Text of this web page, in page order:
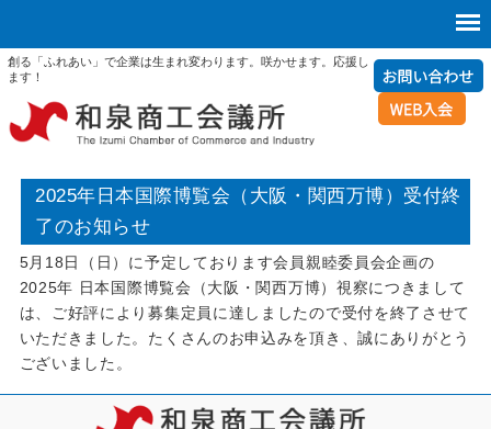
創る「ふれあい」で企業は生まれ変わります。咲かせます。応援し
ます！
2025年日本国際博覧会（大阪・関西万博）受付終
了のお知らせ
5月18日（日）に予定しております会員親睦委員会企画の
2025年 日本国際博覧会（大阪・関西万博）視察につきまして
は、ご好評により募集定員に達しましたので受付を終了させて
いただきました。たくさんのお申込みを頂き、誠にありがとう
ございました。